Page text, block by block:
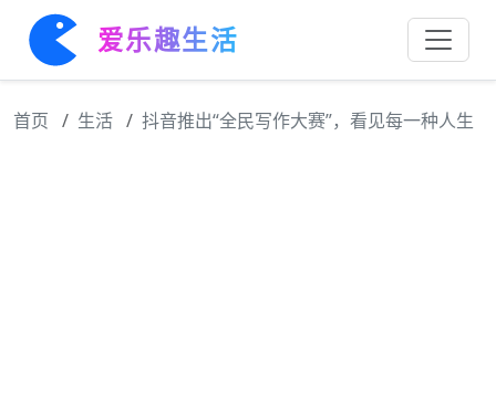
爱乐趣生活
首页 生活 抖音推出“全民写作大赛”，看见每一种人生